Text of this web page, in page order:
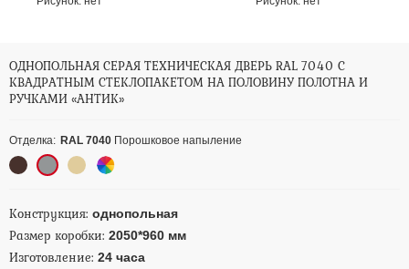
ОДНОПОЛЬНАЯ СЕРАЯ ТЕХНИЧЕСКАЯ ДВЕРЬ RAL 7040 С
КВАДРАТНЫМ СТЕКЛОПАКЕТОМ НА ПОЛОВИНУ ПОЛОТНА И
РУЧКАМИ «АНТИК»
Отделка: RAL 7040 Порошковое напыление
Конструкция: однопольная
Размер коробки: 2050*960 мм
Изготовление: 24 часа